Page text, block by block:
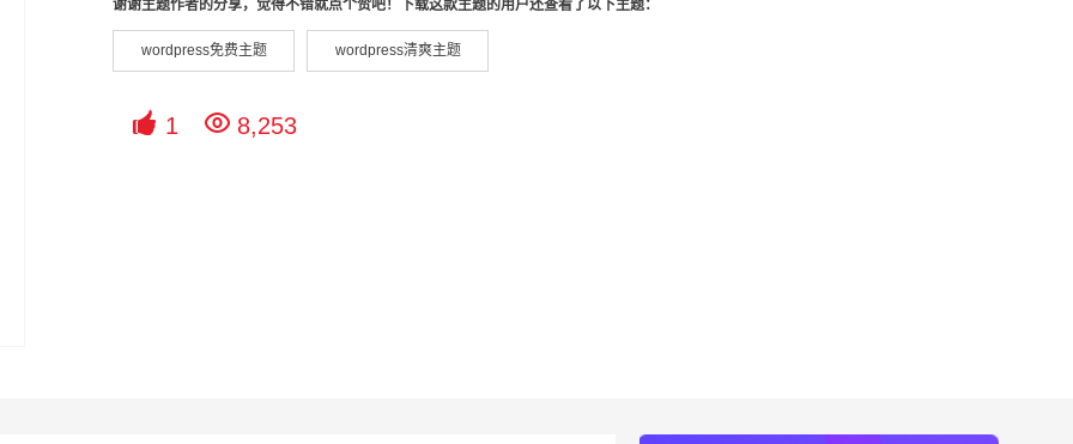
谢谢主题作者的分享，觉得不错就点个赞吧！下载这款主题的用户还查看了以下主题：
wordpress免费主题 wordpress清爽主题
 1  8,253